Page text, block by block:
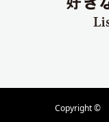
Copyright ©